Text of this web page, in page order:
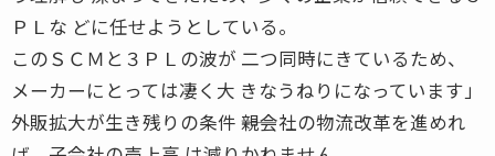
ＰＬな どに任せようとしている。
このＳＣＭと３ＰＬの波が 二つ同時にきているため、
メーカーにとっては凄く大 きなうねりになっています」
外販拡大が生き残りの条件 ――親会社の物流改革を進めれ